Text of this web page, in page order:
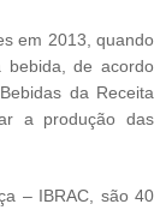
em 2013, quando
bebida, de acordo
da Receita
a produção das
– IBRAC, são 40